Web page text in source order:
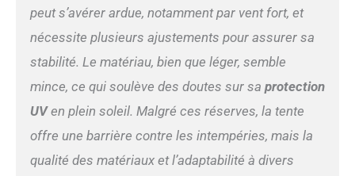
quelques minutes avec
notre design facile à utiliser.
Breeze parfaite pour se
détendre sur la plage,
passer du temps avec la
famille et les amis au parc.
voyage pratique : emportez
peut s’avérer ardue, notamment par vent fort, et
nécessite plusieurs ajustements pour assurer sa
stabilité. Le matériau, bien que léger, semble
mince, ce qui soulève des doutes sur sa protection
UVen plein soleil. Malgré ces réserves, la tente
offre une barrière contre les intempéries, mais la
qualité des matériaux et l’adaptabilité à divers